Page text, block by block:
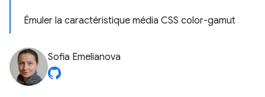
Émuler la caractéristique média CSS color-gamut
Sofia Emelianova